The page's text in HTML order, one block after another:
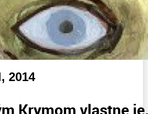
2014
Krymom vlastne